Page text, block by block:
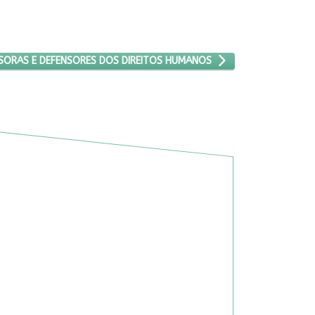
DE DEFENSORAS E DEFENSORES DOS DIREITOS HUMANOS
E DEFENSORES DOS DIREITOS HUMANOS